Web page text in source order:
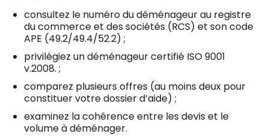
consultez le numéro du déménageur au registre
du commerce et des sociétés (RCS) et son code
APE (49.2/49.4/52.2) ;
privilégiez un déménageur certifié ISO 9001
v.2008. ;
comparez plusieurs offres (au moins deux pour
constituer votre dossier d’aide) ;
examinez la cohérence entre les devis et le
volume à déménager.